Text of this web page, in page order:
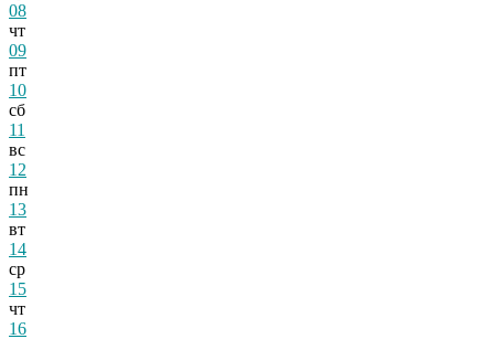
08
чт
09
пт
10
сб
11
вс
12
пн
13
вт
14
ср
15
чт
16